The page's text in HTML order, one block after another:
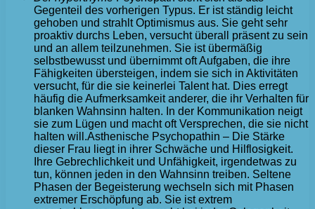
Gegenteil des vorherigen Typus. Er ist ständig leicht
gehoben und strahlt Optimismus aus. Sie geht sehr
proaktiv durchs Leben, versucht überall präsent zu sein
und an allem teilzunehmen. Sie ist übermäßig
selbstbewusst und übernimmt oft Aufgaben, die ihre
Fähigkeiten übersteigen, indem sie sich in Aktivitäten
versucht, für die sie keinerlei Talent hat. Dies erregt
häufig die Aufmerksamkeit anderer, die ihr Verhalten für
blanken Wahnsinn halten. In der Kommunikation neigt
sie zum Lügen und macht oft Versprechen, die sie nicht
halten will.Asthenische Psychopathin – Die Stärke
dieser Frau liegt in ihrer Schwäche und Hilflosigkeit.
Ihre Gebrechlichkeit und Unfähigkeit, irgendetwas zu
tun, können jeden in den Wahnsinn treiben. Seltene
Phasen der Begeisterung wechseln sich mit Phasen
extremer Erschöpfung ab. Sie ist extrem